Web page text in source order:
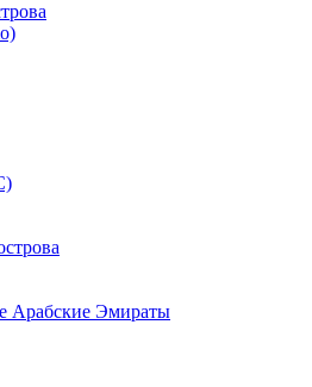
Арабские Эмираты